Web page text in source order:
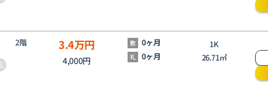
2階 3.4万円
4,000円
敷 0ヶ月
礼 0ヶ月
1K
26.71㎡